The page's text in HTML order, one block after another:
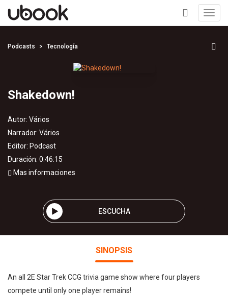
+
Podcasts Tecnología
Shakedown!
Autor: Vários
Narrador: Vários
Editor: Podcast
Duración: 0:46:15
Mas informaciones
ESCUCHA
SINOPSIS
An all 2E Star Trek CCG trivia game show where four players
compete until only one player remains!